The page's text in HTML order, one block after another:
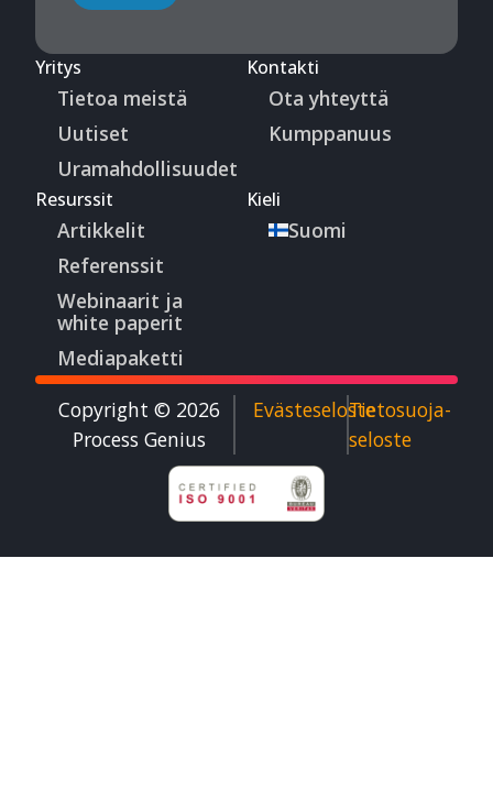
Yritys
Tietoa meistä
Uutiset
Uramahdollisuudet
Kontakti
Ota yhteyttä
Kumppanuus
Resurssit
Artikkelit
Referenssit
Webinaarit ja
white paperit
Mediapaketti
Kieli
Suomi
Copyright © 2026
Process Genius​
EvästeselosteTietosuoja­
seloste